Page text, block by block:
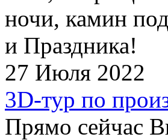
ночи, камин
и Праздника!
27 Июля 2022
3D-тур по
Прямо сейчас